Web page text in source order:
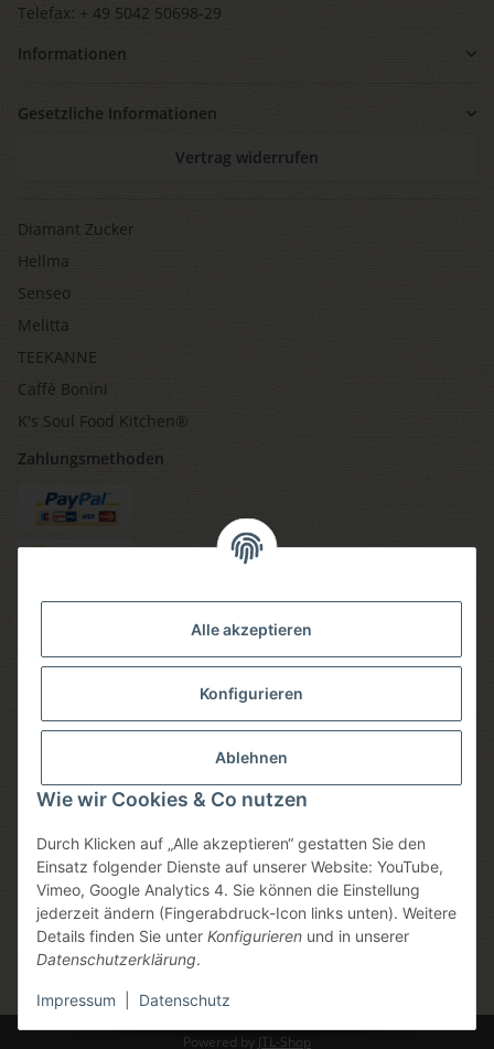
Alle akzeptieren
Konfigurieren
Ablehnen
Wie wir Cookies & Co nutzen
Durch Klicken auf „Alle akzeptieren“ gestatten Sie den
Einsatz folgender Dienste auf unserer Website: YouTube,
Vimeo, Google Analytics 4. Sie können die Einstellung
jederzeit ändern (Fingerabdruck-Icon links unten). Weitere
Details finden Sie unter Konfigurieren und in unserer
Datenschutzerklärung.
Impressum Datenschutz
Telefax: + 49 5042 50698-29
Informationen
Gesetzliche Informationen
Vertrag widerrufen
Diamant Zucker
Hellma
Senseo
Melitta
TEEKANNE
Caffè Bonini
K's Soul Food Kitchen®
Zahlungsmethoden
Versandmethoden
Sicheres einkaufen
* Alle Preise inkl. gesetzlicher USt., zzgl.
Mindermengenzuschlag
Powered by JTL-Shop